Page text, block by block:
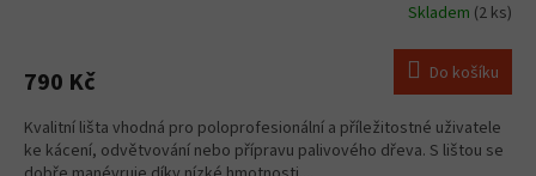
Skladem (2 ks)
790 Kč Do košíku
Kvalitní lišta vhodná pro poloprofesionální a příležitostné uživatele
ke kácení, odvětvování nebo přípravu palivového dřeva. S lištou se